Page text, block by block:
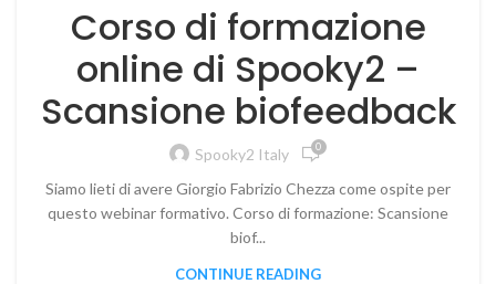
Corso di formazione
online di Spooky2 –
Scansione biofeedback
Spooky2 Italy 0
Siamo lieti di avere Giorgio Fabrizio Chezza come ospite per
questo webinar formativo. Corso di formazione: Scansione
biof...
CONTINUE READING